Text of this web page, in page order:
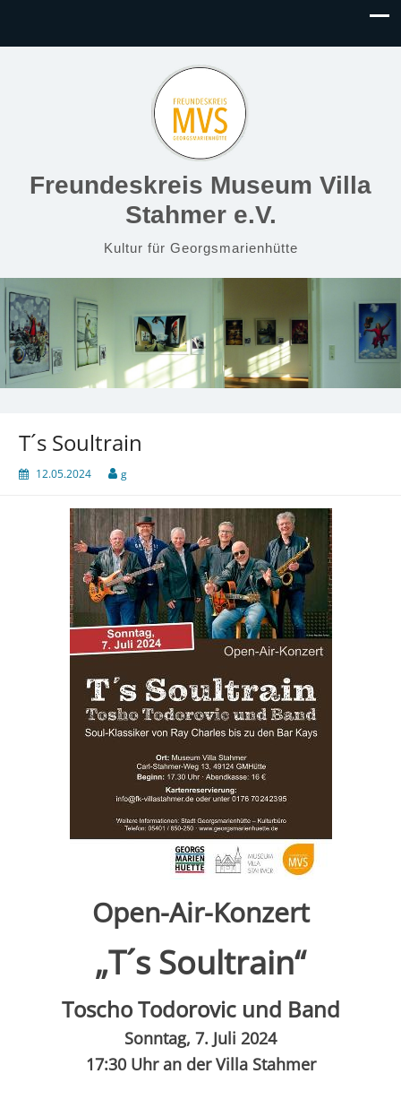
Freundeskreis Museum Villa
Stahmer e.V.
Kultur für Georgsmarienhütte
T´s Soultrain
12.05.2024 g
Open-Air-Konzert
„T´s Soultrain“
Toscho Todorovic und Band
Sonntag, 7. Juli 2024
17:30 Uhr an der Villa Stahmer